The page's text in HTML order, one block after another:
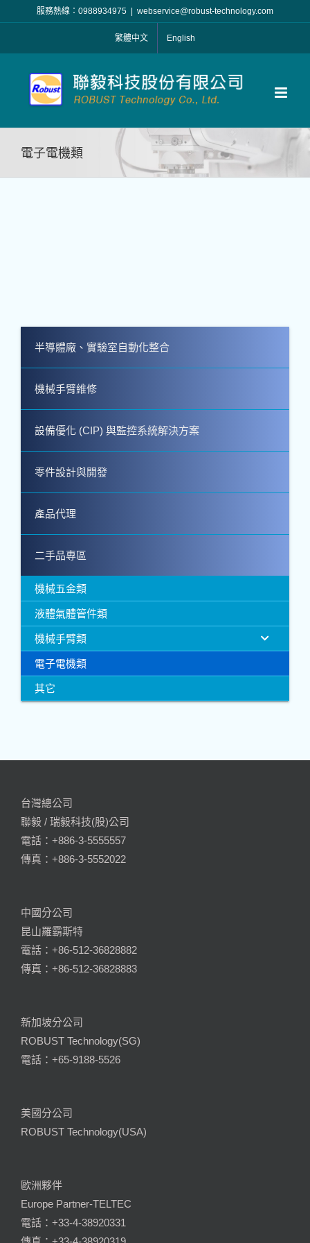
服務熱線：0988934975 webservice@robust-technology.com
繁體中文 English
電子電機類
半導體廠、實驗室自動化整合
機械手臂維修
設備優化 (CIP) 與監控系統解決方案
零件設計與開發
產品代理
二手品專區
機械五金類
液體氣體管件類
機械手臂類
電子電機類
其它
台灣總公司
聯毅 / 瑞毅科技(股)公司
電話：+886-3-5555557
傳真：+886-3-5552022
中國分公司
昆山羅霸斯特
電話：+86-512-36828882
傳真：+86-512-36828883
新加坡分公司
ROBUST Technology(SG)
電話：+65-9188-5526
美國分公司
ROBUST Technology(USA)
歐洲夥伴
Europe Partner-TELTEC
電話：+33-4-38920331